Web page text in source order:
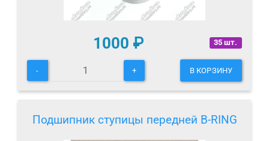
35 шт.
1000 ₽
- + В КОРЗИНУ
Подшипник ступицы передней B-RING